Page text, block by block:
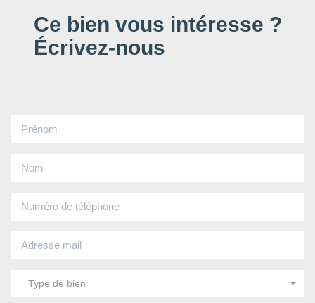
Ce bien vous intéresse ?
Écrivez-nous
Type de bien